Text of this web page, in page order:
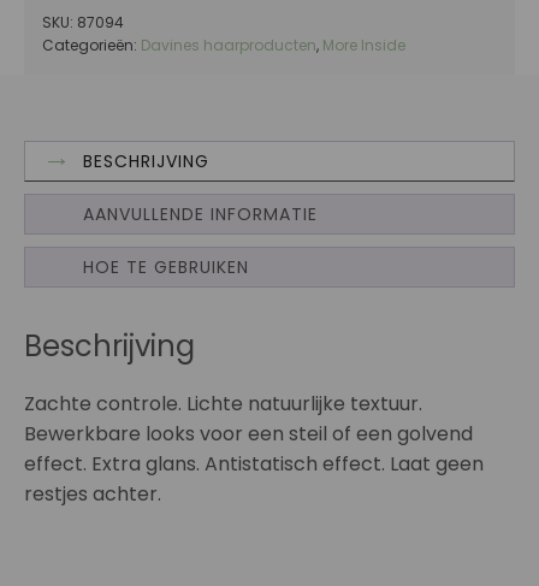
SKU: 87094
Categorieën: Davines haarproducten, More Inside
BESCHRIJVING
AANVULLENDE INFORMATIE
HOE TE GEBRUIKEN
Beschrijving
Zachte controle. Lichte natuurlijke textuur.
Bewerkbare looks voor een steil of een golvend
effect. Extra glans. Antistatisch effect. Laat geen
restjes achter.